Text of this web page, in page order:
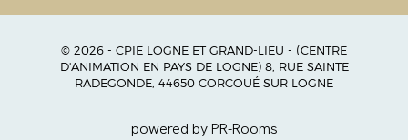
© 2026 - CPIE LOGNE ET GRAND-LIEU - (CENTRE
D'ANIMATION EN PAYS DE LOGNE) 8, RUE SAINTE
RADEGONDE, 44650 CORCOUÉ SUR LOGNE
powered by PR-Rooms